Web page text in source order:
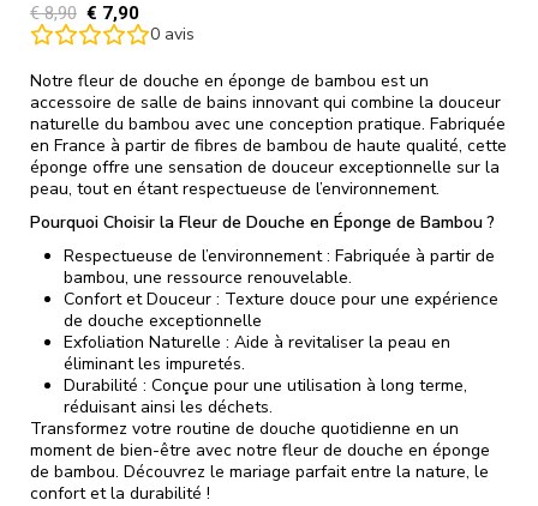
€8,90 € 7,90
0 avis
Notre fleur de douche en éponge de bambou est un
accessoire de salle de bains innovant qui combine la douceur
naturelle du bambou avec une conception pratique. Fabriquée
en France à partir de fibres de bambou de haute qualité, cette
éponge offre une sensation de douceur exceptionnelle sur la
peau, tout en étant respectueuse de l’environnement.
Pourquoi Choisir la Fleur de Douche en Éponge de Bambou ?
Respectueuse de l’environnement : Fabriquée à partir de
bambou, une ressource renouvelable.
Confort et Douceur : Texture douce pour une expérience
de douche exceptionnelle
Exfoliation Naturelle : Aide à revitaliser la peau en
éliminant les impuretés.
Durabilité : Conçue pour une utilisation à long terme,
réduisant ainsi les déchets.
Transformez votre routine de douche quotidienne en un
moment de bien-être avec notre fleur de douche en éponge
de bambou. Découvrez le mariage parfait entre la nature, le
confort et la durabilité !